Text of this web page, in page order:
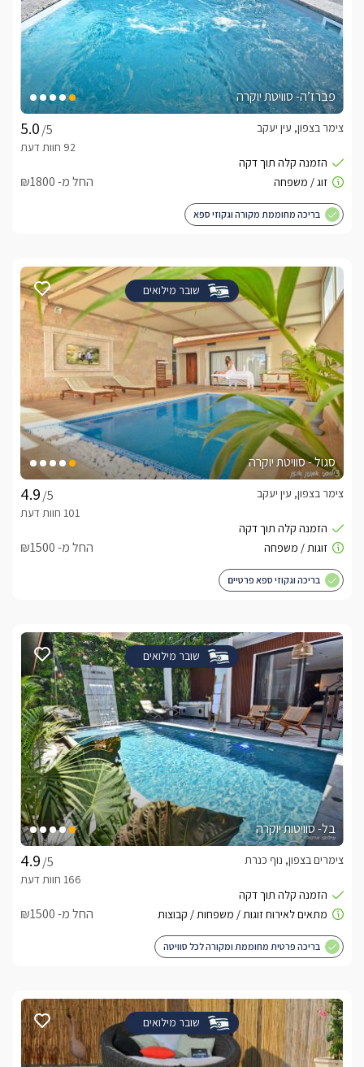
פברז’ה- סוויטת יוקרה
/5
צימר בצפון, עין יעקב
החל מ- ₪1800
בריכה מחוממת מקורה וגקוזי ספא
שובר מילואים
סגול - סוויטת יוקרה
/5
צימר בצפון, עין יעקב
החל מ- ₪1500
בריכה וגקוזי ספא פרטיים
שובר מילואים
בל- סוויטות יוקרה
/5
צימרים בצפון, נוף כנרת
החל מ- ₪1500
בריכה פרטית מחוממת ומקורה לכל סוויטה
שובר מילואים